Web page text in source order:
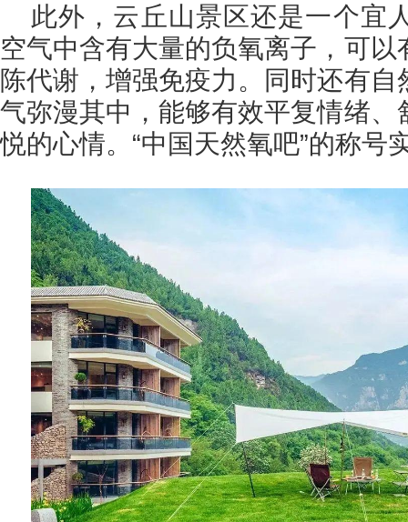
此外，云丘山景区还是一个宜
空气中含有大量的负氧离子，可
陈代谢，增强免疫力。同时还有
气弥漫其中，能够有效平复情绪
悦的心情。“中国天然氧吧”的称号